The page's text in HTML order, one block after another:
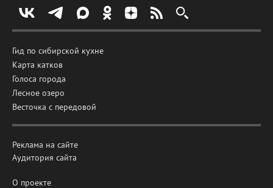
Гид по сибирской кухне
Карта катков
Голоса города
Лесное озеро
Весточка с передовой
Реклама на сайте
Аудитория сайта
О проекте